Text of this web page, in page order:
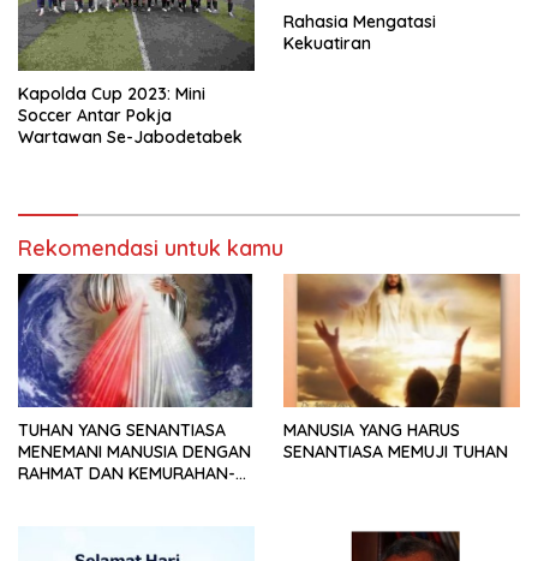
Kapolda Cup 2023: Mini
Soccer Antar Pokja
Wartawan Se-Jabodetabek
Rahasia Mengatasi
Kekuatiran
Rekomendasi untuk kamu
TUHAN YANG SENANTIASA
MENEMANI MANUSIA DENGAN
RAHMAT DAN KEMURAHAN-
MANUSIA YANG HARUS
SENANTIASA MEMUJI TUHAN